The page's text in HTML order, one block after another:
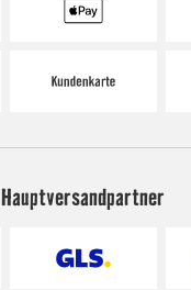
Hauptversandpartner